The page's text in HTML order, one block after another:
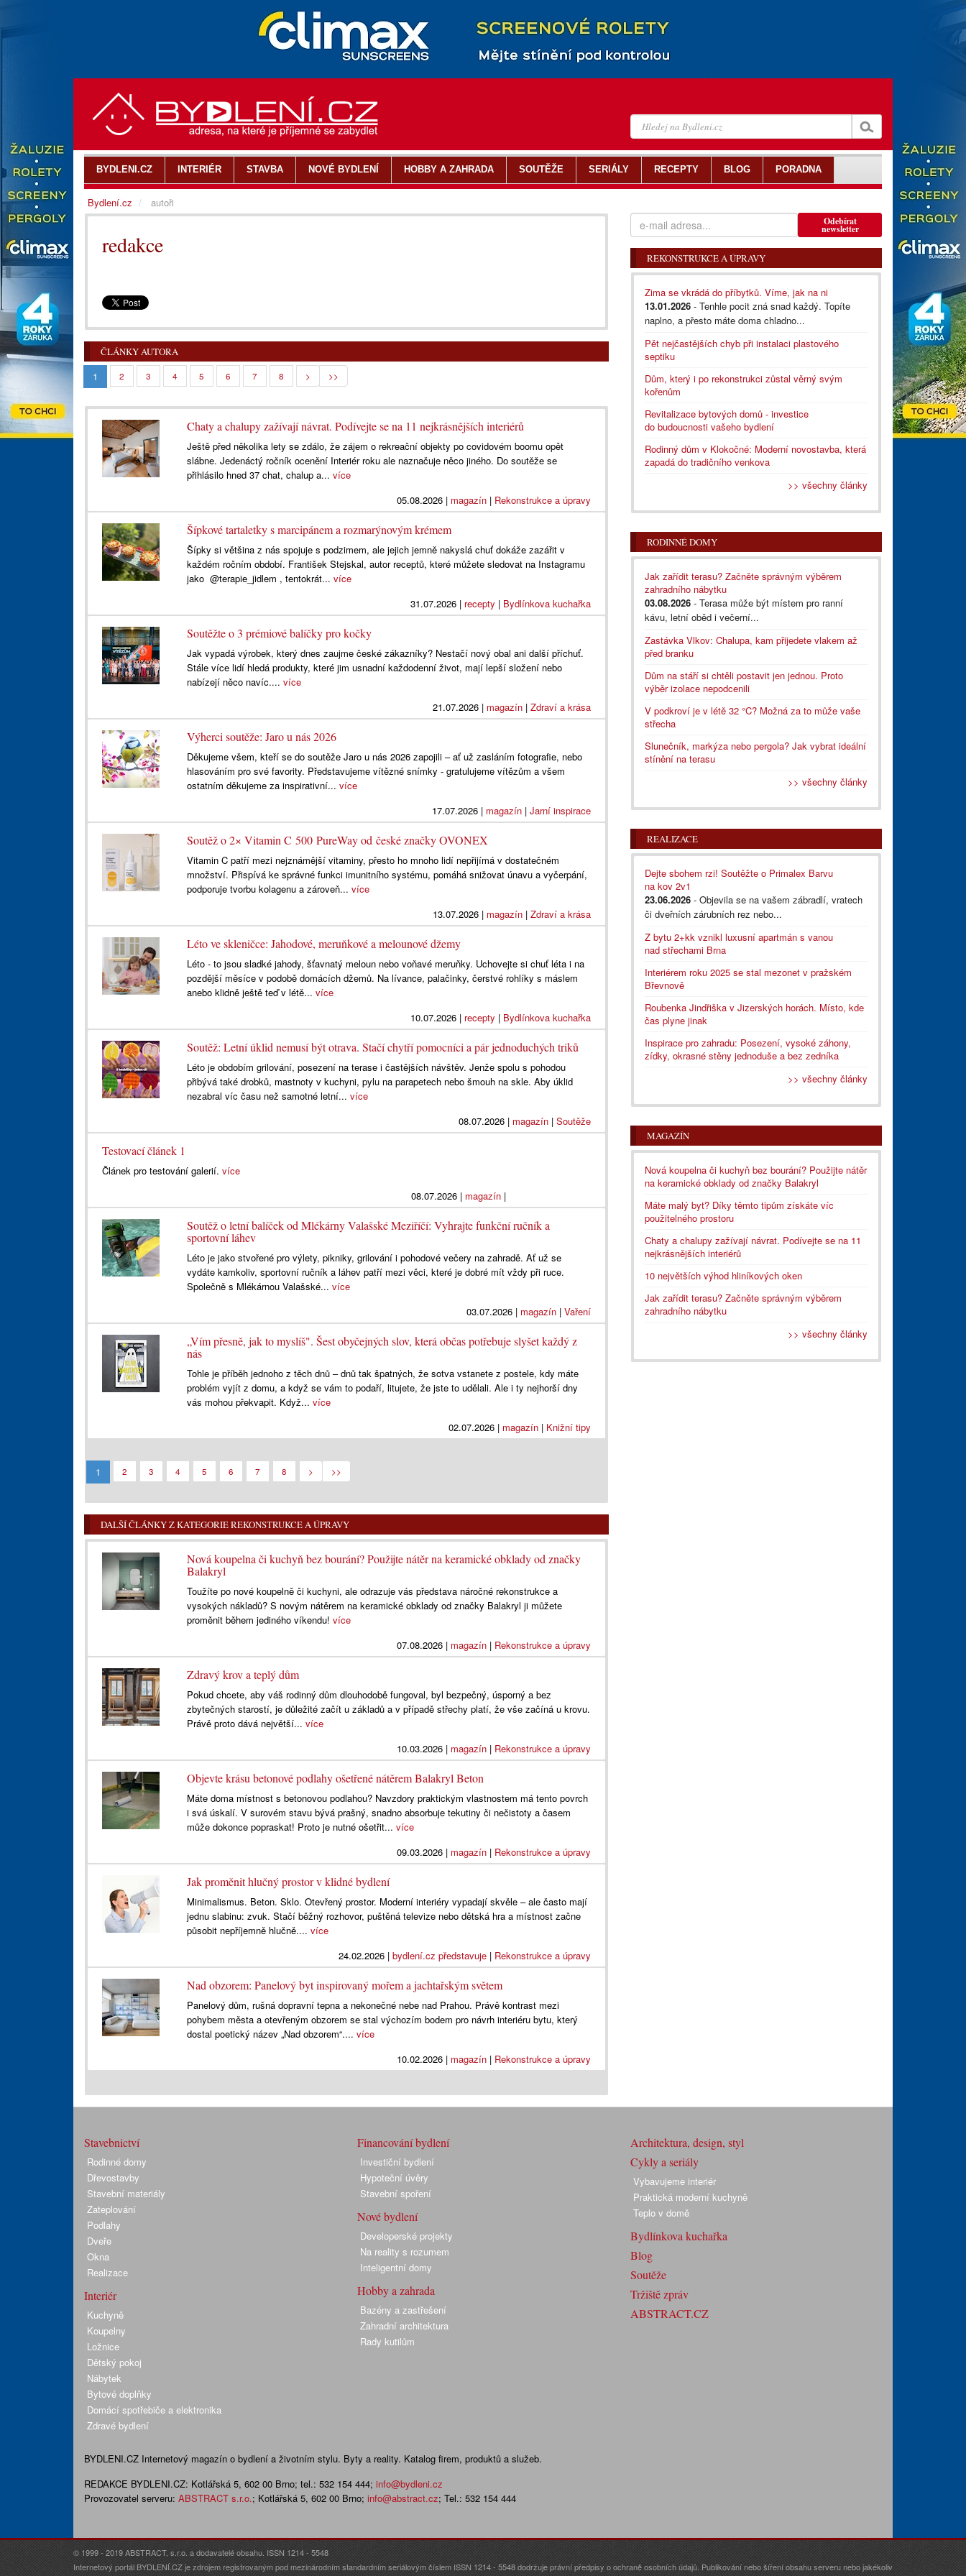
redakce
ČLÁNKY AUTORA
1 2 3 4 5 6 7 8 > >>
Chaty a chalupy zažívají návrat. Podívejte se na 11 nejkrásnějších interiérů
Ještě před několika lety se zdálo, že zájem o rekreační objekty po covidovém boomu opět
slábne. Jedenáctý ročník ocenění Interiér roku ale naznačuje něco jiného. Do soutěže se
přihlásilo hned 37 chat, chalup a...více
05.08.2026| magazín| Rekonstrukce a úpravy
Šípkové tartaletky s marcipánem a rozmarýnovým krémem
Šípky si většina z nás spojuje s podzimem, ale jejich jemně nakyslá chuť dokáže zazářit v
každém ročním období. František Stejskal, autor receptů, které můžete sledovat na Instagramu
jako @terapie_jidlem , tentokrát...více
31.07.2026| recepty | Bydlínkova kuchařka
Soutěžte o 3 prémiové balíčky pro kočky
Jak vypadá výrobek, který dnes zaujme české zákazníky? Nestačí nový obal ani další příchuť.
Stále více lidí hledá produkty, které jim usnadní každodenní život, mají lepší složení nebo
nabízejí něco navíc....více
21.07.2026| magazín| Zdraví a krása
Výherci soutěže: Jaro u nás 2026
Děkujeme všem, kteří se do soutěže Jaro u nás 2026 zapojili – ať už zasláním fotografie, nebo
hlasováním pro své favority. Představujeme vítězné snímky - gratulujeme vítězům a všem
ostatním děkujeme za inspirativní...více
17.07.2026| magazín| Jarní inspirace
Soutěž o 2× Vitamin C 500 PureWay od české značky OVONEX
Vitamin C patří mezi nejznámější vitaminy, přesto ho mnoho lidí nepřijímá v dostatečném
množství. Přispívá ke správné funkci imunitního systému, pomáhá snižovat únavu a vyčerpání,
podporuje tvorbu kolagenu a zároveň...více
13.07.2026| magazín| Zdraví a krása
Léto ve skleničce: Jahodové, meruňkové a melounové džemy
Léto - to jsou sladké jahody, šťavnatý meloun nebo voňavé meruňky. Uchovejte si chuť léta i na
pozdější měsíce v podobě domácích džemů. Na lívance, palačinky, čerstvé rohlíky s máslem
anebo klidně ještě teď v létě...více
10.07.2026| recepty | Bydlínkova kuchařka
Soutěž: Letní úklid nemusí být otrava. Stačí chytří pomocníci a pár jednoduchých triků
Léto je obdobím grilování, posezení na terase i častějších návštěv. Jenže spolu s pohodou
přibývá také drobků, mastnoty v kuchyni, pylu na parapetech nebo šmouh na skle. Aby úklid
nezabral víc času než samotné letní...více
08.07.2026| magazín| Soutěže
Testovací článek 1
Článek pro testování galerií. více
08.07.2026| magazín|
Soutěž o letní balíček od Mlékárny Valašské Meziříčí: Vyhrajte funkční ručník a
sportovní láhev
Léto je jako stvořené pro výlety, pikniky, grilování i pohodové večery na zahradě. Ať už se
vydáte kamkoliv, sportovní ručník a láhev patří mezi věci, které je dobré mít vždy při ruce.
Společně s Mlékárnou Valašské...více
03.07.2026| magazín| Vaření
„Vím přesně, jak to myslíš". Šest obyčejných slov, která občas potřebuje slyšet každý z
nás
Tohle je příběh jednoho z těch dnů – dnů tak špatných, že sotva vstanete z postele, kdy máte
problém vyjít z domu, a když se vám to podaří, litujete, že jste to udělali. Ale i ty nejhorší dny
vás mohou překvapit. Když...více
02.07.2026| magazín| Knižní tipy
1 2 3 4 5 6 7 8 > >>
DALŠÍ ČLÁNKY Z KATEGORIE REKONSTRUKCE A ÚPRAVY
Nová koupelna či kuchyň bez bourání? Použijte nátěr na keramické obklady od značky
Balakryl
Toužíte po nové koupelně či kuchyni, ale odrazuje vás představa náročné rekonstrukce a
vysokých nákladů? S novým nátěrem na keramické obklady od značky Balakryl ji můžete
proměnit během jediného víkendu!více
07.08.2026| magazín| Rekonstrukce a úpravy
Zdravý krov a teplý dům
Pokud chcete, aby váš rodinný dům dlouhodobě fungoval, byl bezpečný, úsporný a bez
zbytečných starostí, je důležité začít u základů a v případě střechy platí, že vše začíná u krovu.
Právě proto dává největší...více
10.03.2026| magazín| Rekonstrukce a úpravy
Objevte krásu betonové podlahy ošetřené nátěrem Balakryl Beton
Máte doma místnost s betonovou podlahou? Navzdory praktickým vlastnostem má tento povrch
i svá úskalí. V surovém stavu bývá prašný, snadno absorbuje tekutiny či nečistoty a časem
může dokonce popraskat! Proto je nutné ošetřit...více
09.03.2026| magazín| Rekonstrukce a úpravy
Jak proměnit hlučný prostor v klidné bydlení
Minimalismus. Beton. Sklo. Otevřený prostor. Moderní interiéry vypadají skvěle – ale často mají
jednu slabinu: zvuk. Stačí běžný rozhovor, puštěná televize nebo dětská hra a místnost začne
působit nepříjemně hlučně....více
24.02.2026| bydlení.cz představuje| Rekonstrukce a úpravy
Nad obzorem: Panelový byt inspirovaný mořem a jachtařským světem
Panelový dům, rušná dopravní tepna a nekonečné nebe nad Prahou. Právě kontrast mezi
pohybem města a otevřeným obzorem se stal výchozím bodem pro návrh interiéru bytu, který
dostal poetický název „Nad obzorem“....více
10.02.2026| magazín| Rekonstrukce a úpravy
Odebírat
newsletter
REKONSTRUKCE A ÚPRAVY
Zima se vkrádá do příbytků. Víme, jak na ni
13.01.2026 - Tenhle pocit zná snad každý. Topíte
naplno, a přesto máte doma chladno...
Pět nejčastějších chyb při instalaci plastového
septiku
Dům, který i po rekonstrukci zůstal věrný svým
kořenům
Revitalizace bytových domů - investice
do budoucnosti vašeho bydlení
Rodinný dům v Klokočné: Moderní novostavba, která
zapadá do tradičního venkova
>> všechny články
RODINNÉ DOMY
Jak zařídit terasu? Začněte správným výběrem
zahradního nábytku
03.08.2026 - Terasa může být místem pro ranní
kávu, letní oběd i večerní...
Zastávka Vlkov: Chalupa, kam přijedete vlakem až
před branku
Dům na stáří si chtěli postavit jen jednou. Proto
výběr izolace nepodcenili
V podkroví je v létě 32 °C? Možná za to může vaše
střecha
Slunečník, markýza nebo pergola? Jak vybrat ideální
stínění na terasu
>> všechny články
REALIZACE
Dejte sbohem rzi! Soutěžte o Primalex Barvu
na kov 2v1
23.06.2026 - Objevila se na vašem zábradlí, vratech
či dveřních zárubních rez nebo...
Z bytu 2+kk vznikl luxusní apartmán s vanou
nad střechami Brna
Interiérem roku 2025 se stal mezonet v pražském
Břevnově
Roubenka Jindřiška v Jizerských horách. Místo, kde
čas plyne jinak
Inspirace pro zahradu: Posezení, vysoké záhony,
zídky, okrasné stěny jednoduše a bez zedníka
>> všechny články
MAGAZÍN
Nová koupelna či kuchyň bez bourání? Použijte nátěr
na keramické obklady od značky Balakryl
Máte malý byt? Díky těmto tipům získáte víc
použitelného prostoru
Chaty a chalupy zažívají návrat. Podívejte se na 11
nejkrásnějších interiérů
10 největších výhod hliníkových oken
Jak zařídit terasu? Začněte správným výběrem
zahradního nábytku
>> všechny články
BYDLENI.CZ INTERIÉR STAVBA NOVÉ BYDLENÍ HOBBY A ZAHRADA SOUTĚŽE SERIÁLY RECEPTY BLOG PORADNA
Bydlení.cz autoři
Stavebnictví
Rodinné domy
Dřevostavby
Stavební materiály
Zateplování
Podlahy
Dveře
Okna
Realizace
Interiér
Kuchyně
Koupelny
Ložnice
Dětský pokoj
Nábytek
Bytové doplňky
Domácí spotřebiče a elektronika
Zdravé bydlení
Financování bydlení
Investiční bydlení
Hypoteční úvěry
Stavební spoření
Nové bydlení
Developerské projekty
Na reality s rozumem
Inteligentní domy
Hobby a zahrada
Bazény a zastřešení
Zahradní architektura
Rady kutilům
Architektura, design, styl
Cykly a seriály
Vybavujeme interiér
Praktická moderní kuchyně
Teplo v domě
Bydlínkova kuchařka
Blog
Soutěže
Tržiště zpráv
ABSTRACT.CZ
BYDLENI.CZ Internetový magazín o bydlení a životním stylu. Byty a reality. Katalog firem, produktů a služeb.
REDAKCE BYDLENI.CZ: Kotlářská 5, 602 00 Brno; tel.: 532 154 444; info@bydleni.cz
Provozovatel serveru: ABSTRACT s.r.o.; Kotlářská 5, 602 00 Brno; info@abstract.cz; Tel.: 532 154 444
© 1999 - 2019 ABSTRACT, s.r.o. a dodavatelé obsahu. ISSN 1214 - 5548
Internetový portál BYDLENÍ.CZ je zdrojem registrovaným pod mezinárodním standardním seriálovým číslem ISSN 1214 - 5548 dodržuje právní předpisy o ochraně osobních údajů. Publikování nebo šíření obsahu serveru nebo jakékoliv